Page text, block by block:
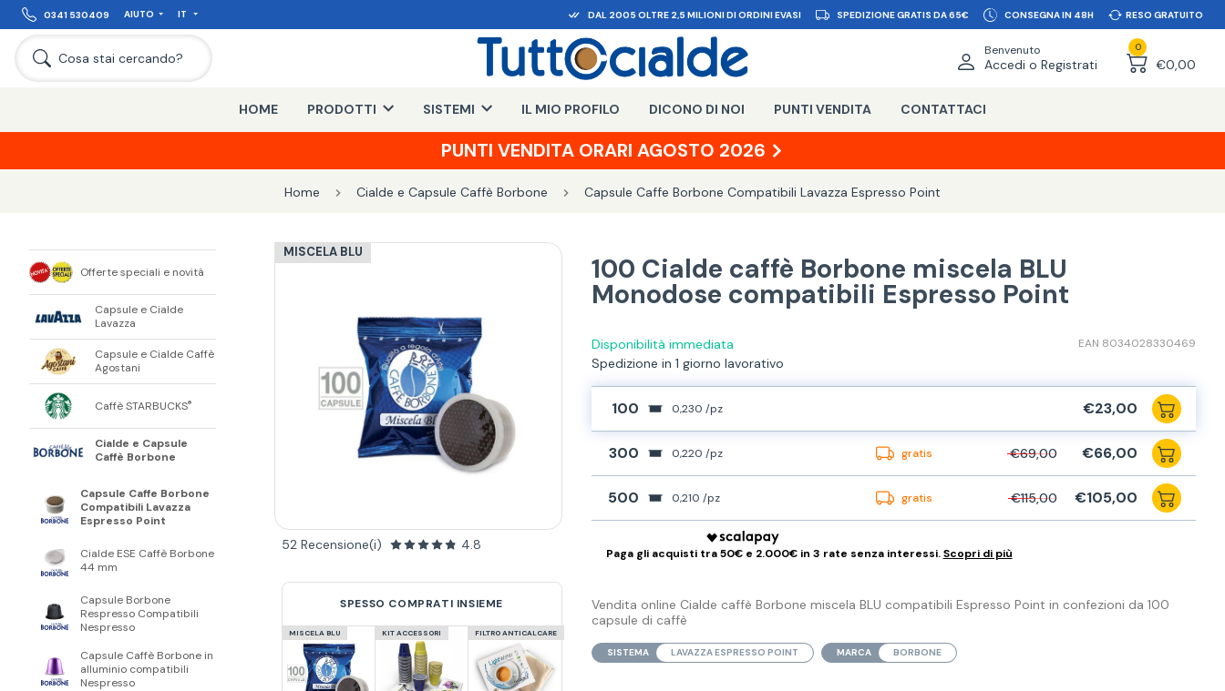
0341 530409 AIUTO IT DAL 2005 OLTRE 2,5 MILIONI DI ORDINI EVASI SPEDIZIONE GRATIS DA 65€ CONSEGNA IN 48H RESO GRATUITO
Benvenuto
Accedi o Registrati
0
€0,00
Cosa stai cercando?
HOME PRODOTTI SISTEMI IL MIO PROFILO DICONO DI NOI PUNTI VENDITA CONTATTACI
PUNTI VENDITA ORARI AGOSTO 2026
Home Cialde e Capsule Caffè Borbone Capsule Caffe Borbone Compatibili Lavazza Espresso Point
Offerte speciali e novità
Capsule e Cialde
Lavazza
Capsule e Cialde Caffè
Agostani
Caffè STARBUCKS®
Cialde e Capsule
Caffè Borbone
Capsule Caffe Borbone
Compatibili Lavazza
Espresso Point
Cialde ESE Caffè Borbone
44 mm
Capsule Borbone
Respresso Compatibili
Nespresso
Capsule Caffè Borbone in
alluminio compatibili
Nespresso
MISCELA BLU
52 Recensione(i) 4.8
SPESSO COMPRATI INSIEME
MISCELA BLU KIT ACCESSORI FILTRO ANTICALCARE
100 Cialde caffè Borbone miscela BLU
Monodose compatibili Espresso Point
Disponibilità immediata EAN 8034028330469
Spedizione in 1 giorno lavorativo
100 0,230 /pz €23,00
300 0,220 /pz gratis €69,00 €66,00
500 0,210 /pz gratis €115,00 €105,00
Paga gli acquisti tra 50€ e 2.000€ in 3 rate senza interessi.Scopri di più
Vendita online Cialde caffè Borbone miscela BLU compatibili Espresso Point in confezioni da 100
capsule di caffè
SISTEMA LAVAZZA ESPRESSO POINT MARCA BORBONE